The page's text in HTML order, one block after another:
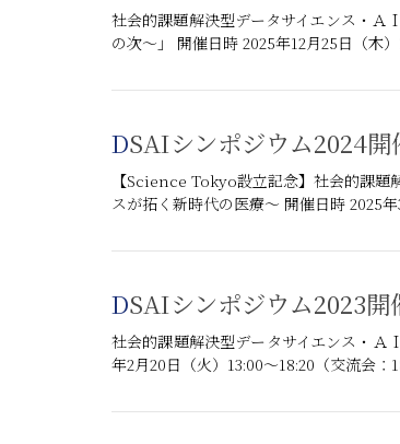
社会的課題解決型データサイエンス・Ａ
の次～」 開催日時 2025年12月25日（木
DSAIシンポジウム2024
【Science Tokyo設立記念】社会的課題
スが拓く新時代の医療～ 開催日時 2025
DSAIシンポジウム2023
社会的課題解決型データサイエンス・
年2月20日（火）13:00～18:20（交流会